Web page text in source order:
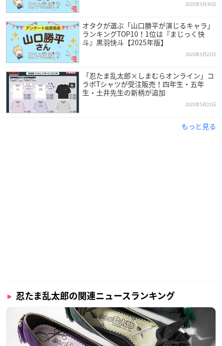
2025年5月30日
オタクが選ぶ「山口勝平が演じるキャラ」
ランキングTOP10！1位は『まじっく快
斗』黒羽快斗【2025年版】
2025年5月23日
「忍たま乱太郎×しまむらオンライン」コ
ラボTシャツが受注販売！四年生・五年
生・土井先生の新柄が追加
2025年5月22日
もっと見る
忍たま乱太郎の関連ニュースランキング